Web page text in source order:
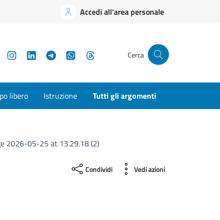
Accedi all'area personale
InstagramLinkedInTelegramWhatsApp Cerca
libero Istruzione Tutti gli argomenti
2026-05-25 at 13.29.18 (2)
Condividi Vedi azioni